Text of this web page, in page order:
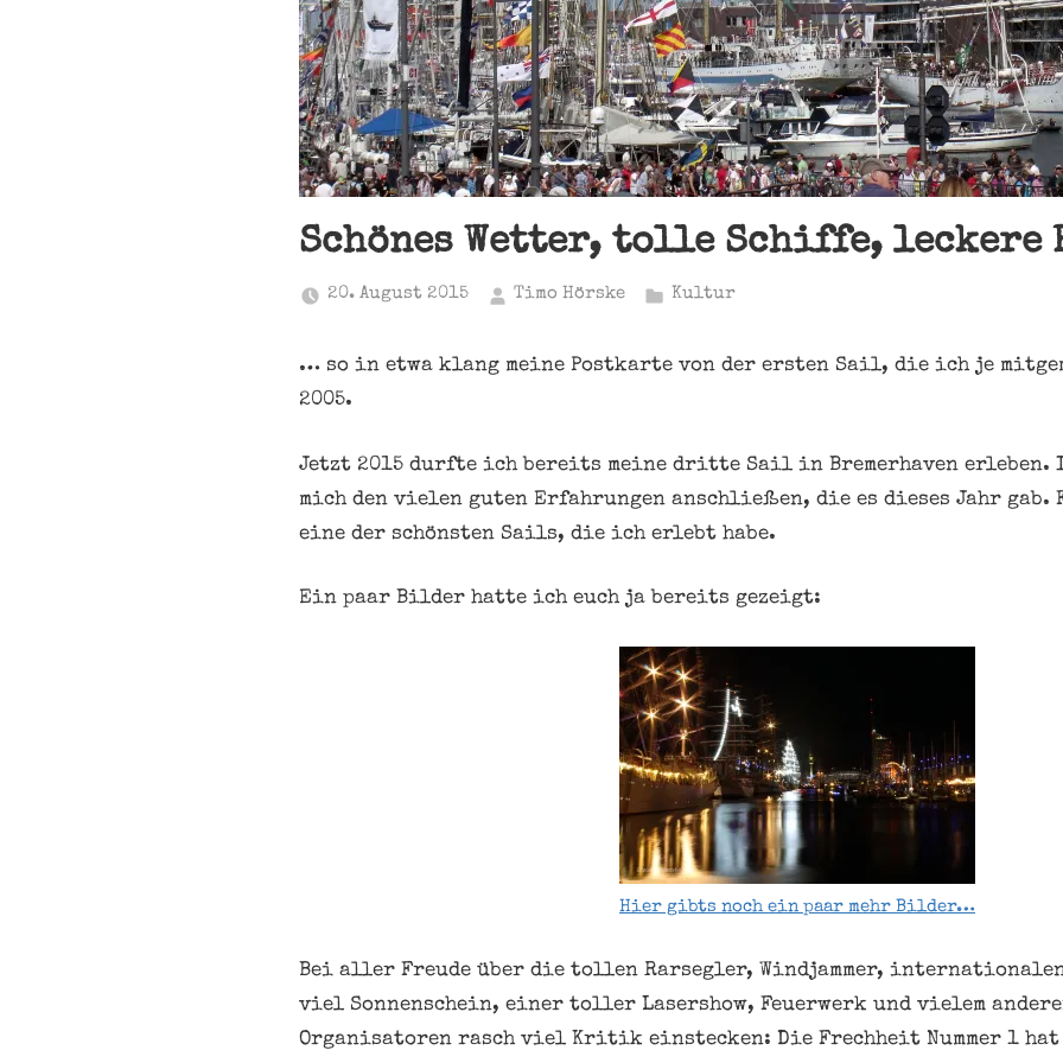
Schönes Wetter, tolle Schiffe, leckere
20. August 2015 Timo Hörske Kultur
… so in etwa klang meine Postkarte von der ersten Sail, die ich je
2005.
Jetzt 2015 durfte ich bereits meine dritte Sail in Bremerhaven erleben.
mich den vielen guten Erfahrungen anschließen, die es dieses Jahr gab.
eine der schönsten Sails, die ich erlebt habe.
Ein paar Bilder hatte ich euch ja bereits gezeigt:
Hier gibts noch ein paar mehr Bilder…
Bei aller Freude über die tollen Rarsegler, Windjammer, internationalen
viel Sonnenschein, einer toller Lasershow, Feuerwerk und vielem
Organisatoren rasch viel Kritik einstecken: Die Frechheit Nummer 1